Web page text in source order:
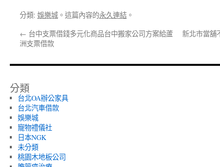
分類: 娛樂城 。這篇內容的永久連結 。
← 台中支票借錢多元化商品台中搬家公司方案給蘆
洲支票借款
新北市當舖
分類
台北OA辦公家具
台北汽車借款
娛樂城
寵物禮儀社
日本NGK
未分類
桃園木地板公司